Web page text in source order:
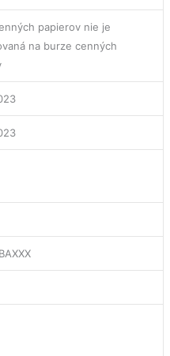
papierov nie je
na burze cenných